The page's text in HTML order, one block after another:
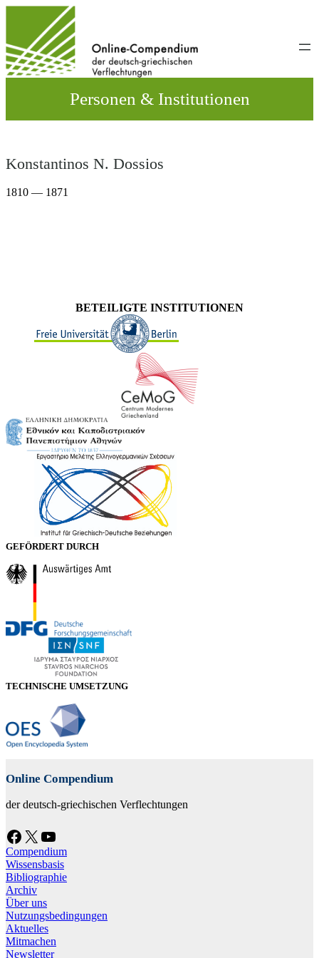
wechseln
Personen & Institutionen
Konstantinos N. Dossios
1810 — 1871
BETEILIGTE INSTITUTIONEN
GEFÖRDERT DURCH
TECHNISCHE UMSETZUNG
Online Compendium
der deutsch-griechischen Verflechtungen
Facebook X YouTube
Compendium
Wissensbasis
Bibliographie
Archiv
Über uns
Nutzungsbedingungen
Aktuelles
Mitmachen
Newsletter